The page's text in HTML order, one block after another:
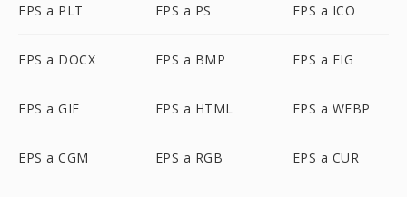
EPS a PLT EPS a PS EPS a ICO
EPS a DOCX EPS a BMP EPS a FIG
EPS a GIF EPS a HTML EPS a WEBP
EPS a CGM EPS a RGB EPS a CUR